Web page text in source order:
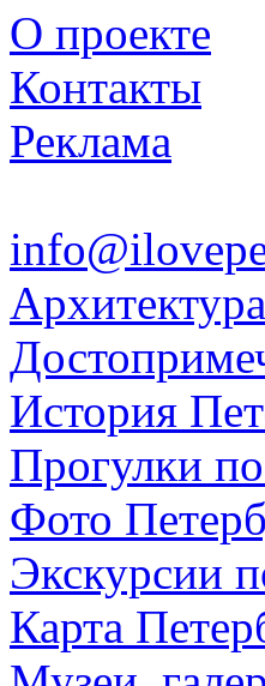
О проекте
Контакты
Реклама
История
Прогулки
Фото
Экскурсии
Карта